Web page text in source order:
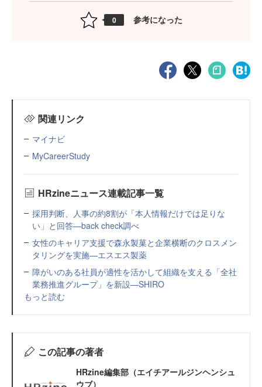
0 参考になった
関連リンク
マイナビ
MyCareerStudy
HRzineニュース連載記事一覧
採用判断、人事の約8割が「本人情報だけでは足りな
い」と回答—back check調べ
女性のキャリア支援で森永製菓と企業横断のクロスメン
タリングを実施—エスエス製薬
障がいのある社員が適性を活かして組織を支える「全社
業務推進グループ」を新設—SHIRO
もっと読む
この記事の著者
HRzine編集部（エイチアールジンヘンシュ
ウブ）